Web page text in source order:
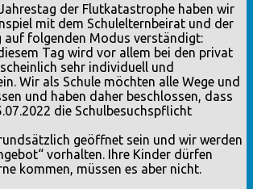
der Flutkatastrophe haben wir
mit dem Schulelternbeirat und der
auf folgenden Modus verständigt:
Tag wird vor allem bei den privat
sehr individuell und
Wir als Schule möchten alle Wege und
und haben daher beschlossen, dass
die Schulbesuchspflicht
geöffnet sein und wir werden
vorhalten. Ihre Kinder dürfen
kommen, müssen es aber nicht.